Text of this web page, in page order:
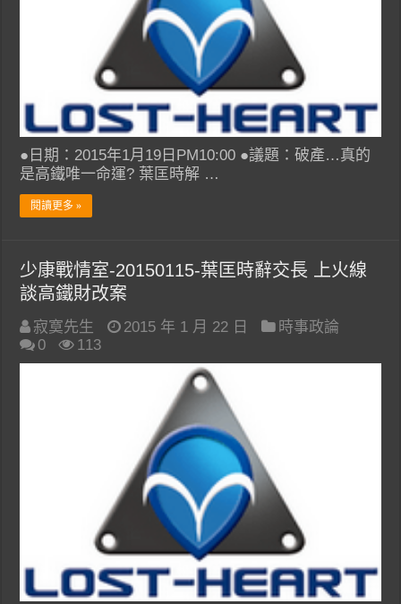
●日期：2015年1月19日PM10:00 ●議題：破產…真的
是高鐵唯一命運? 葉匡時解 …
閱讀更多 »
少康戰情室-20150115-葉匡時辭交長 上火線
談高鐵財改案
寂寞先生 2015 年 1 月 22 日
時事政論
0
113